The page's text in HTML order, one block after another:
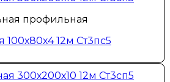
профильная
12м Ст3пс5